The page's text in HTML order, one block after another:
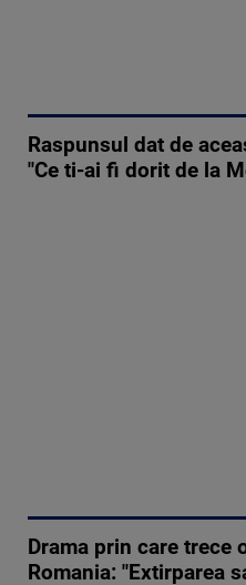
Raspunsul dat de
"Ce ti-ai fi dorit de la
Drama prin care trece
Romania: "Extirparea